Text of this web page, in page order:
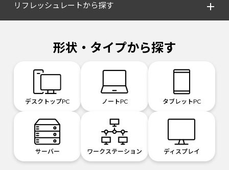
リフレッシュレートから探す
形状・タイプから探す
デスクトップPC ノートPC タブレットPC
サーバー ワークステーション ディスプレイ